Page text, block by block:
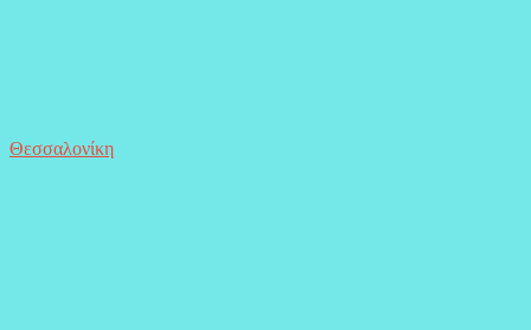
Θεσσαλονίκη